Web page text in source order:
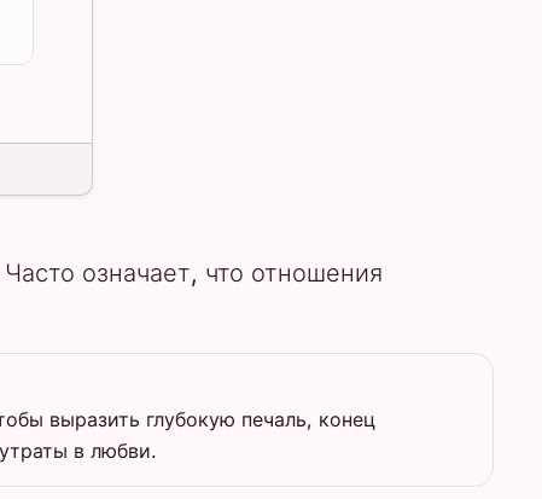
означает, что отношения
выразить глубокую печаль, конец
в любви.